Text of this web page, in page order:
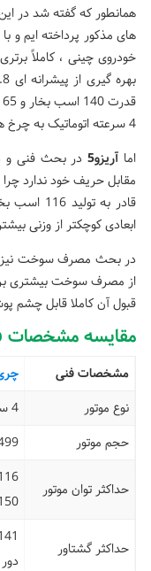
همانطور که گفته شد در
های مذکور پرداخته ایم
خودروی چینی ، کاملاً
4 سرعته اتوماتیک به چرخ های جلو منتقل می کند.
اما آریزو5 در بحث فنی و
ابعادی کوچکتر از وزنی
در بحث مصرف سوخت
از مصرف سوخت بیشتری
قبول آن کاملا قابل چشم
مقایسه مشخصات فنی
مشخصات فنی چری
نوع موتور
4 سیلندر
حجم موتور
1499
حداکثر توان موتور
6150 دور
حداکثر گشتاور